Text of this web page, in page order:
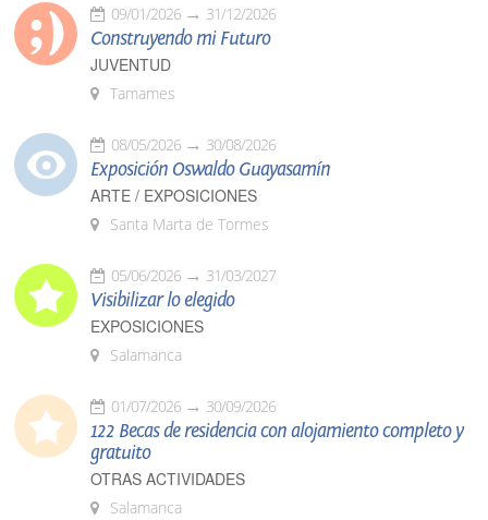
09/01/2026 31/12/2026
Construyendo mi Futuro
JUVENTUD
Tamames
08/05/2026 30/08/2026
Exposición Oswaldo Guayasamín
ARTE / EXPOSICIONES
Santa Marta de Tormes
05/06/2026 31/03/2027
Visibilizar lo elegido
EXPOSICIONES
Salamanca
01/07/2026 30/09/2026
122 Becas de residencia con alojamiento completo y
gratuito
OTRAS ACTIVIDADES
Salamanca